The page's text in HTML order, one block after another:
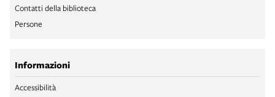
Contatti della biblioteca
Persone
Informazioni
Accessibilità